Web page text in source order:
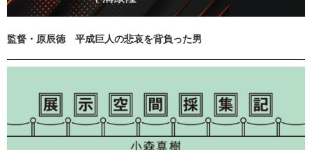
監督・原辰徳 平成巨人の悲哀を背負った男